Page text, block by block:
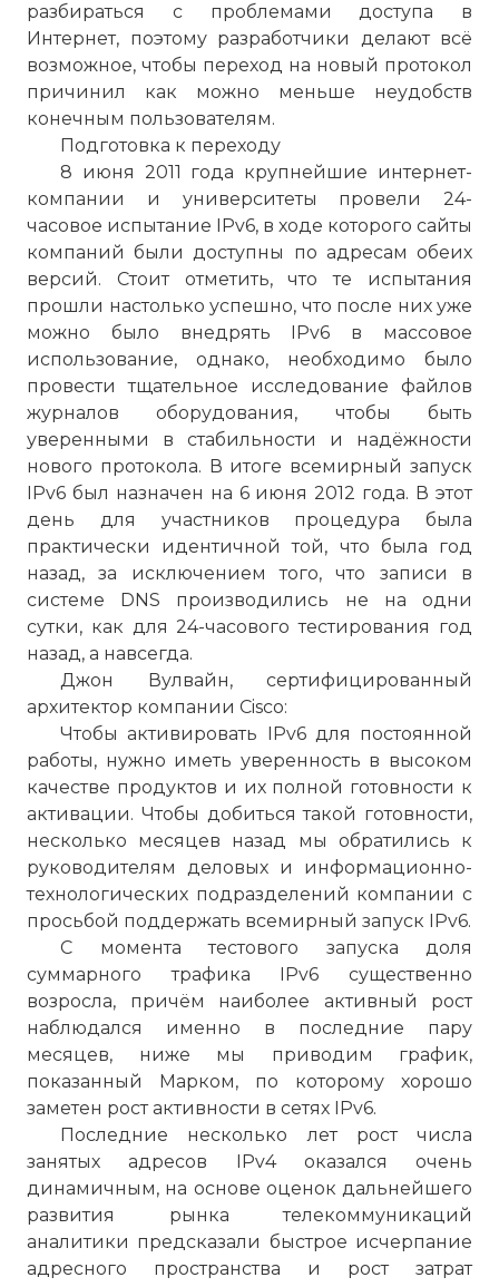
разбираться с проблемами доступа в
Интернет, поэтому разработчики делают всё
возможное, чтобы переход на новый протокол
причинил как можно меньше неудобств
конечным пользователям.
Подготовка к переходу
8 июня 2011 года крупнейшие интернет-
компании и университеты провели 24-
часовое испытание IPv6, в ходе которого сайты
компаний были доступны по адресам обеих
версий. Стоит отметить, что те испытания
прошли настолько успешно, что после них уже
можно было внедрять IPv6 в массовое
использование, однако, необходимо было
провести тщательное исследование файлов
журналов оборудования, чтобы быть
уверенными в стабильности и надёжности
нового протокола. В итоге всемирный запуск
IPv6 был назначен на 6 июня 2012 года. В этот
день для участников процедура была
практически идентичной той, что была год
назад, за исключением того, что записи в
системе DNS производились не на одни
сутки, как для 24-часового тестирования год
назад, а навсегда.
Джон Вулвайн, сертифицированный
архитектор компании Cisco:
Чтобы активировать IPv6 для постоянной
работы, нужно иметь уверенность в высоком
качестве продуктов и их полной готовности к
активации. Чтобы добиться такой готовности,
несколько месяцев назад мы обратились к
руководителям деловых и информационно-
технологических подразделений компании с
просьбой поддержать всемирный запуск IPv6.
С момента тестового запуска доля
суммарного трафика IPv6 существенно
возросла, причём наиболее активный рост
наблюдался именно в последние пару
месяцев, ниже мы приводим график,
показанный Марком, по которому хорошо
заметен рост активности в сетях IPv6.
Последние несколько лет рост числа
занятых адресов IPv4 оказался очень
динамичным, на основе оценок дальнейшего
развития рынка телекоммуникаций
аналитики предсказали быстрое исчерпание
адресного пространства и рост затрат